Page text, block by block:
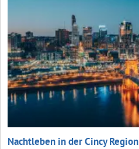
Nachtleben in der Cincy Region